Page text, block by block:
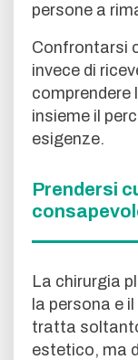
persone a
Confrontarsi
invece di
comprendere
insieme il
esigenze.
Prendersi
La chirurgia
la persona e
tratta
estetico, ma